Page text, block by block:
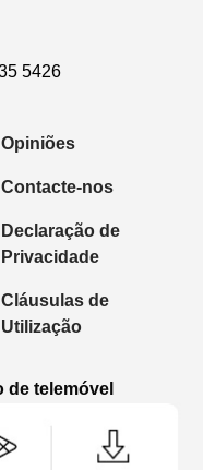
5426
Opiniões
Contacte-nos
Declaração de
Privacidade
Cláusulas de
Utilização
de telemóvel